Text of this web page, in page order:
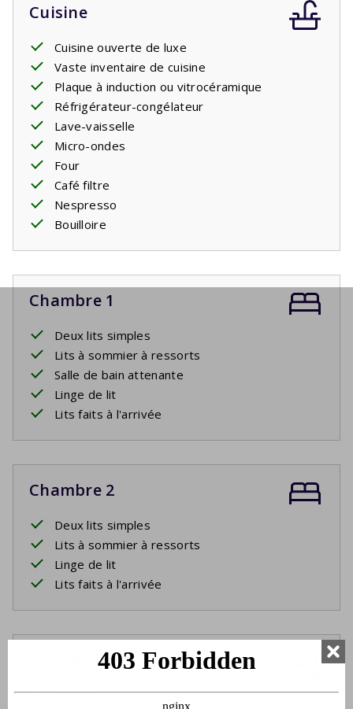
Cuisine
Cuisine ouverte de luxe
Vaste inventaire de cuisine
Plaque à induction ou vitrocéramique
Réfrigérateur-congélateur
Lave-vaisselle
Micro-ondes
Four
Café filtre
Nespresso
Bouilloire
Chambre 1
Deux lits simples
Lits à sommier à ressorts
Salle de bain attenante
Linge de lit
Lits faits à l'arrivée
Chambre 2
Deux lits simples
Lits à sommier à ressorts
Linge de lit
Lits faits à l'arrivée
Salle de bain 1
Lavabo